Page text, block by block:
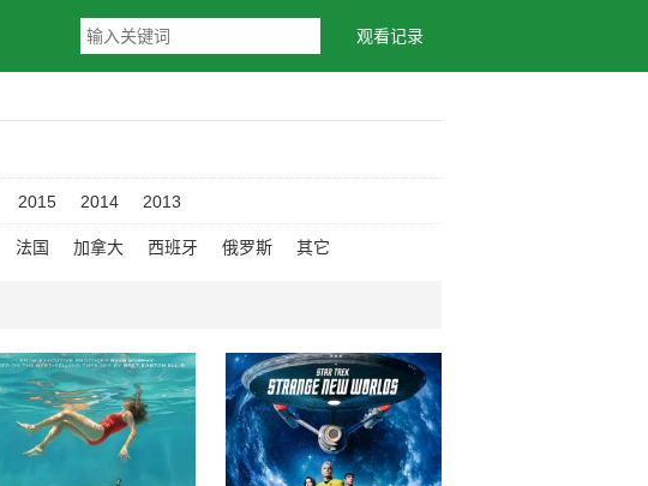
观看记录
2015 2014 2013
法国 加拿大 西班牙 俄罗斯 其它